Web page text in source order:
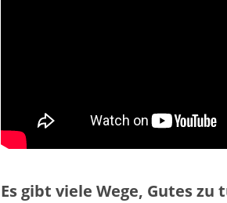
Es gibt viele Wege, Gutes zu